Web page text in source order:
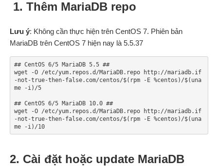
1. Thêm MariaDB repo
Lưu ý: Không cần thực hiện trên CentOS 7. Phiên bản
MariaDB trên CentOS 7 hiện nay là 5.5.37
## CentOS 6/5 MariaDB 5.5 ##
wget -O /etc/yum.repos.d/MariaDB.repo http://mariadb.if
-not-true-then-false.com/centos/$(rpm -E %centos)/$(una
me -i)/5
## CentOS 6/5 MariaDB 10.0 ##
wget -O /etc/yum.repos.d/MariaDB.repo http://mariadb.if
-not-true-then-false.com/centos/$(rpm -E %centos)/$(una
me -i)/10
2. Cài đặt hoặc update MariaDB